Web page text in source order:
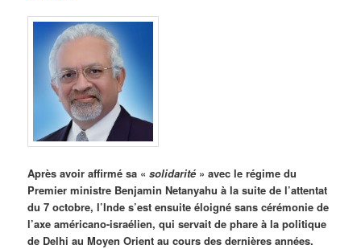
Après avoir affirmé sa «solidarité » avec le régime du
Premier ministre Benjamin Netanyahu à la suite de l’attentat
du 7 octobre, l’Inde s’est ensuite éloigné sans cérémonie de
l’axe américano-israélien, qui servait de phare à la politique
de Delhi au Moyen Orient au cours des dernières années.